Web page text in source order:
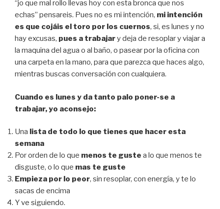
“jo que mal rollo llevas hoy con esta bronca que nos
echas” pensareis. Pues no es mi intención, mi intención
es que cojáis el toro por los cuernos, si, es lunes y no
hay excusas, pues a trabajary deja de resoplar y viajar a
la maquina del agua o al baño, o pasear por la oficina con
una carpeta en la mano, para que parezca que haces algo,
mientras buscas conversación con cualquiera.
Cuando es lunes y da tanto palo poner-se a
trabajar, yo aconsejo:
Una lista de todo lo que tienes que hacer esta
semana
Por orden de lo que menos te guste a lo que menos te
disguste, o lo que mas te guste
Empieza por lo peor, sin resoplar, con energía, y te lo
sacas de encima
Y ve siguiendo.